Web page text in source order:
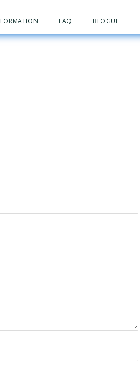
FORMATION FAQ BLOGUE